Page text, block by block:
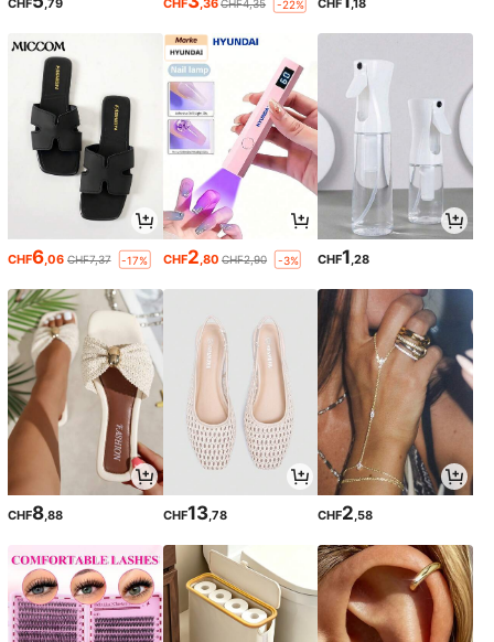
CHF4,35 -22%
CHF6,06 CHF7,37 -17% CHF2,80 CHF2,90 -3% CHF1,28
CHF8,88 CHF13,78 CHF2,58